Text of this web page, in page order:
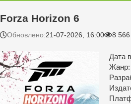
Forza Horizon 6
Обновлено:21-07-2026, 16:00 8 566
Дата
Жанр: